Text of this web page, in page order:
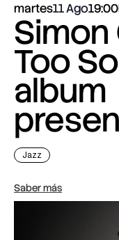
martes11 Ago
Simon
Too
album
Jazz
Saber más